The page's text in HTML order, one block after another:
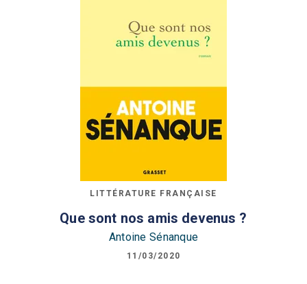
LITTÉRATURE FRANÇAISE
Que sont nos amis devenus ?
Antoine Sénanque
11/03/2020